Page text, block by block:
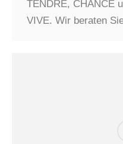
TENDRE, CHANCE
VIVE. Wir beraten